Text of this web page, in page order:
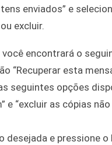
enviados” e
excluir.
você encontrará o
“Recuperar esta
seguintes opções
e “excluir as cópias
desejada e pressione